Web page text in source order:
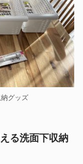
グッズ
る洗面下収納